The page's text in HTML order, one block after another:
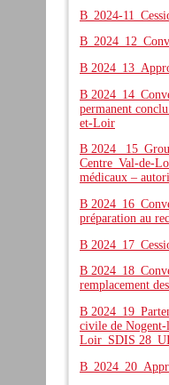
B_2024-
B
B
permanent
et-Loir
B 2024
Centre_Val-de-
médicaux –
B
préparation au
B
B
remplacement
B
civile de
Loir_SDIS